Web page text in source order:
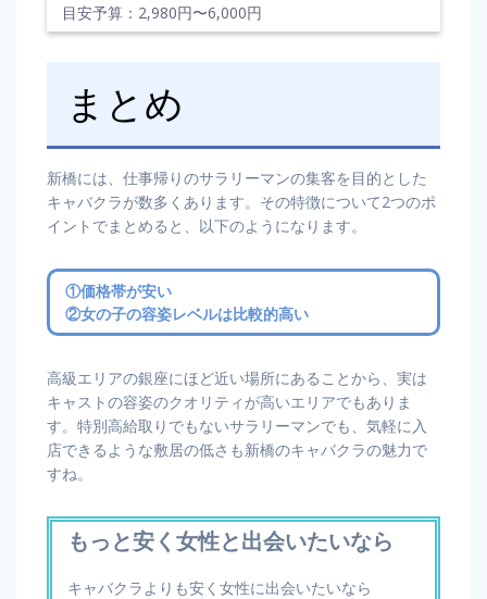
目安予算：2,980円〜6,000円
まとめ
新橋には、仕事帰りのサラリーマンの集客を目的とした
キャバクラが数多くあります。その特徴について2つのポ
イントでまとめると、以下のようになります。
①価格帯が安い
②女の子の容姿レベルは比較的高い
高級エリアの銀座にほど近い場所にあることから、実は
キャストの容姿のクオリティが高いエリアでもありま
す。特別高給取りでもないサラリーマンでも、気軽に入
店できるような敷居の低さも新橋のキャバクラの魅力で
すね。
もっと安く女性と出会いたいなら
キャバクラよりも安く女性に出会いたいなら